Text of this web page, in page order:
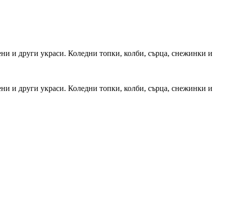
и други украси. Коледни топки, колби, сърца, снежинки и
и други украси. Коледни топки, колби, сърца, снежинки и